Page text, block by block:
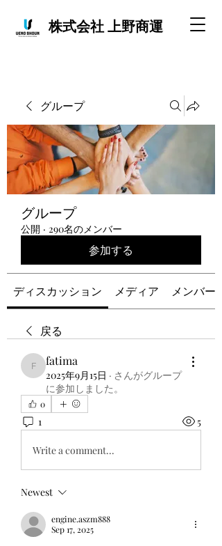
株式会社 上野商運
グループ
グループ
公開 · 290名のメンバー
参加する
ディスカッション メディア メンバー
戻る
fatima
fatima
2025年9月15日 · さんがグループ
に参加しました。
0
1 5
Write a comment...
Newest
engine.aszm888
Sep 17, 2025